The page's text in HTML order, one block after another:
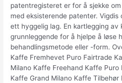
patentregisteret er for å sjekke
med eksisterende patenter.
ett hyggelig lag. En kartlegging av
grunnleggende for å hjelpe å løse
behandlingsmetode eller -form.
Kaffe Fremhevet Puro Fairtrade
Milano Kaffe Freehand Kaffe
Kaffe Grand Milano Kaffe